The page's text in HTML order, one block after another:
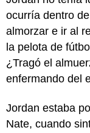
ocurría dentro
almorzar e ir al
la pelota de
¿Tragó el
enfermando del
Jordan estaba
Nate, cuando